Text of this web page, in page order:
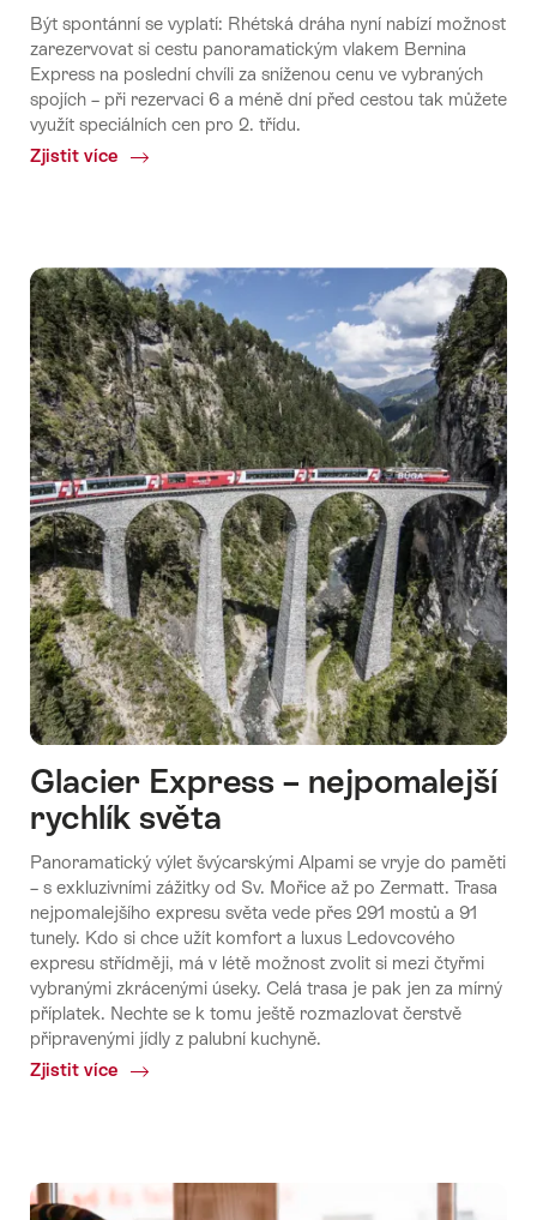
Být spontánní se vyplatí: Rhétská dráha nyní nabízí možnost
zarezervovat si cestu panoramatickým vlakem Bernina
Express na poslední chvíli za sníženou cenu ve vybraných
spojích – při rezervaci 6 a méně dní před cestou tak můžete
využít speciálních cen pro 2. třídu.
Zjistit více
Common.Of
Minute
nabídky
Glacier Express – nejpomalejší
rychlík světa
Panoramatický výlet švýcarskými Alpami se vryje do paměti
– s exkluzivními zážitky od Sv. Mořice až po Zermatt. Trasa
nejpomalejšího expresu světa vede přes 291 mostů a 91
tunely. Kdo si chce užít komfort a luxus Ledovcového
expresu střídměji, má v létě možnost zvolit si mezi čtyřmi
vybranými zkrácenými úseky. Celá trasa je pak jen za mírný
příplatek. Nechte se k tomu ještě rozmazlovat čerstvě
připravenými jídly z palubní kuchyně.
Zjistit více
Common.Of
rychlík